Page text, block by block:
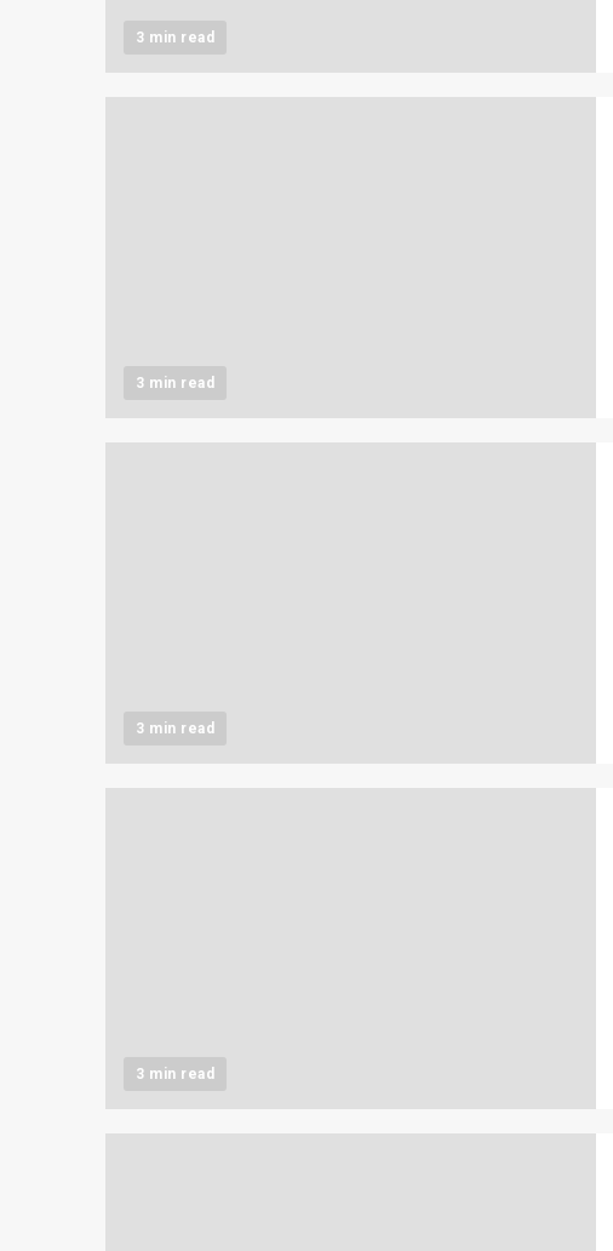
3 min read
3 min read
3 min read
3 min read